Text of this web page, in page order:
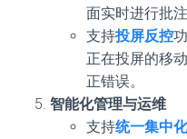
面实时进行批
支持投屏反控
正在投屏的移
正错误。
智能化管理与运维
支持统一集中